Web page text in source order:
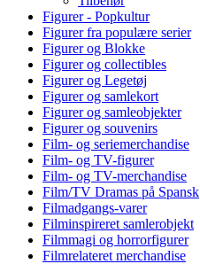
Figurer - Popkultur
Figurer fra populære serier
Figurer og Blokke
Figurer og collectibles
Figurer og Legetøj
Figurer og samlekort
Figurer og samleobjekter
Figurer og souvenirs
Film- og seriemerchandise
Film- og TV-figurer
Film- og TV-merchandise
Film/TV Dramas på Spansk
Filmadgangs-varer
Filminspireret samlerobjekt
Filmmagi og horrorfigurer
Filmrelateret merchandise